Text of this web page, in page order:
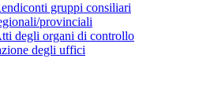
gruppi consiliari
provinciali
degli organi di controllo
degli uffici